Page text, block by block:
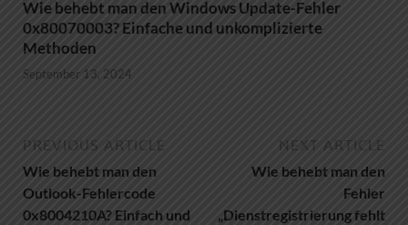
Wie behebt man den Windows Update-Fehler
0x80070003? Einfache und unkomplizierte
Methoden
September 13, 2024
PREVIOUS ARTICLE
Wie behebt man den
Outlook-Fehlercode
0x8004210A? Einfach und
NEXT ARTICLE
Wie behebt man den
Fehler
„Dienstregistrierung fehlt